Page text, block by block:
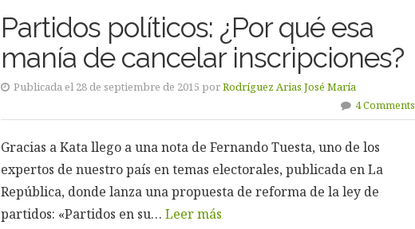
Partidos políticos: ¿Por qué esa
manía de cancelar inscripciones?
Publicada el 28 de septiembre de 2015 porRodríguez Arias José María
4 Comments
Gracias a Kata llego a una nota de Fernando Tuesta, uno de los
expertos de nuestro país en temas electorales, publicada en La
República, donde lanza una propuesta de reforma de la ley de
partidos: «Partidos en su… Leer más